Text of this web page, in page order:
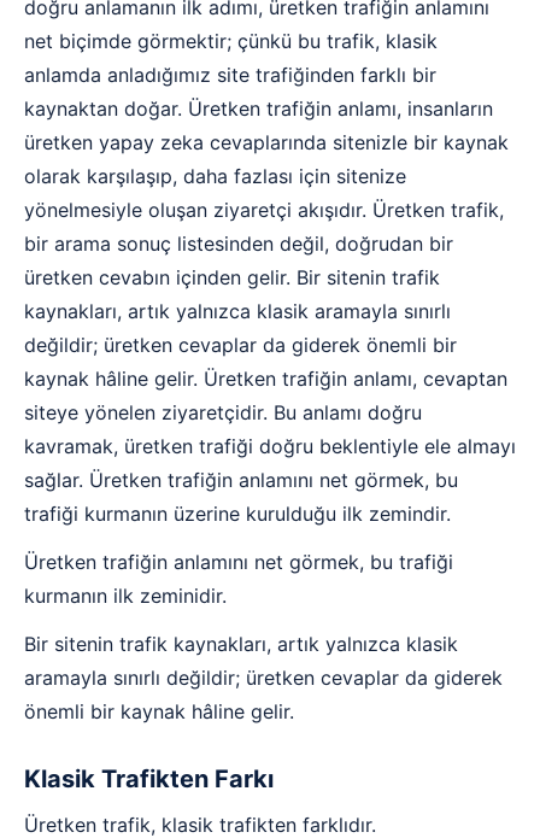
doğru anlamanın ilk adımı, üretken trafiğin anlamını
net biçimde görmektir; çünkü bu trafik, klasik
anlamda anladığımız site trafiğinden farklı bir
kaynaktan doğar. Üretken trafiğin anlamı, insanların
üretken yapay zeka cevaplarında sitenizle bir kaynak
olarak karşılaşıp, daha fazlası için sitenize
yönelmesiyle oluşan ziyaretçi akışıdır. Üretken trafik,
bir arama sonuç listesinden değil, doğrudan bir
üretken cevabın içinden gelir. Bir sitenin trafik
kaynakları, artık yalnızca klasik aramayla sınırlı
değildir; üretken cevaplar da giderek önemli bir
kaynak hâline gelir. Üretken trafiğin anlamı, cevaptan
siteye yönelen ziyaretçidir. Bu anlamı doğru
kavramak, üretken trafiği doğru beklentiyle ele almayı
sağlar. Üretken trafiğin anlamını net görmek, bu
trafiği kurmanın üzerine kurulduğu ilk zemindir.
Üretken trafiğin anlamını net görmek, bu trafiği
kurmanın ilk zeminidir.
Bir sitenin trafik kaynakları, artık yalnızca klasik
aramayla sınırlı değildir; üretken cevaplar da giderek
önemli bir kaynak hâline gelir.
Klasik Trafikten Farkı
Üretken trafik, klasik trafikten farklıdır.